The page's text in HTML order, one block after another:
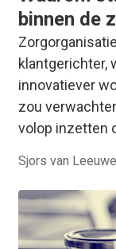
binnen de
klantgerichter,
innovatiever
zou
volop inzetten
Sjors van